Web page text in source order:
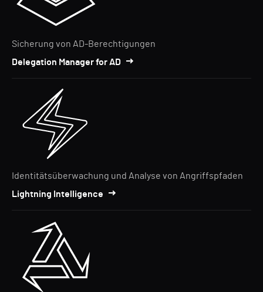
Sicherung von AD-Berechtigungen
Delegation Manager for AD
Identitätsüberwachung und Analyse von Angriffspfaden
Lightning Intelligence